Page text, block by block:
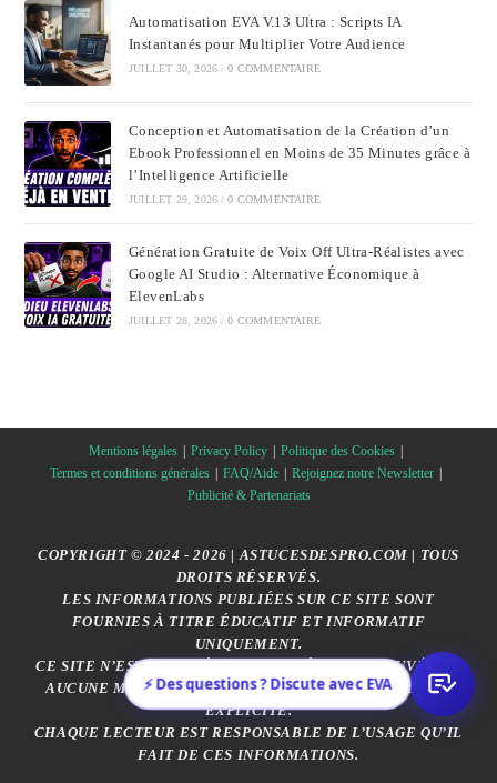
Automatisation EVA V.13 Ultra : Scripts IA
Instantanés pour Multiplier Votre Audience
JUILLET 30, 2026 / 0 COMMENTAIRE
Conception et Automatisation de la Création d’un
Ebook Professionnel en Moins de 35 Minutes grâce à
l’Intelligence Artificielle
JUILLET 29, 2026 / 0 COMMENTAIRE
Génération Gratuite de Voix Off Ultra-Réalistes avec
Google AI Studio : Alternative Économique à
ElevenLabs
JUILLET 28, 2026 / 0 COMMENTAIRE
Mentions légales Privacy Policy
Politique des Cookies
Termes et conditions générales
FAQ/Aide
Rejoignez notre Newsletter
Publicité & Partenariats
COPYRIGHT © 2024 - 2026 | ASTUCESDESPRO.COM | TOUS
DROITS RÉSERVÉS.
LES INFORMATIONS PUBLIÉES SUR CE SITE SONT
FOURNIES À TITRE ÉDUCATIF ET INFORMATIF
UNIQUEMENT.
CE SITE N’EST AFFILIÉ, SPONSORISÉ OU APPROUVÉ PAR
AUCUNE MARQUE CITÉE, SAUF MENTION CONTRAIRE
EXPLICITE.
CHAQUE LECTEUR EST RESPONSABLE DE L’USAGE QU’IL
FAIT DE CES INFORMATIONS.
⚡ Des questions ? Discute avec EVA